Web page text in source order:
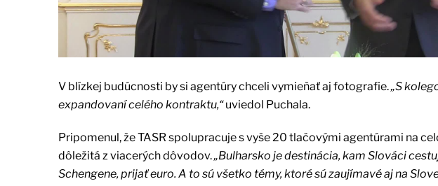
V blízkej budúcnosti by si agentúry chceli vymieňať aj fotografie.„S
expandovaní celého kontraktu,“uviedol Puchala.
Pripomenul, že TASR spolupracuje s vyše 20 tlačovými agentúrami na
dôležitá z viacerých dôvodov.„Bulharsko je destinácia, kam Slováci
Schengene, prijať euro. A to sú všetko témy, ktoré sú zaujímavé aj na